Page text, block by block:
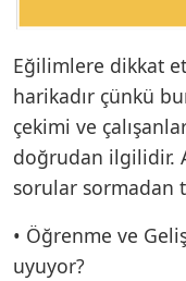
Eğilimlere dikkat
harikadır çünkü
çekimi ve
doğrudan ilgilidir.
sorular sormadan
• Öğrenme ve
uyuyor?